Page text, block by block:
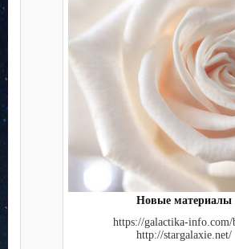
Новые материалы
https://galactika-info.com/
http://stargalaxie.net/